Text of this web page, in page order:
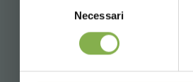
Necessari